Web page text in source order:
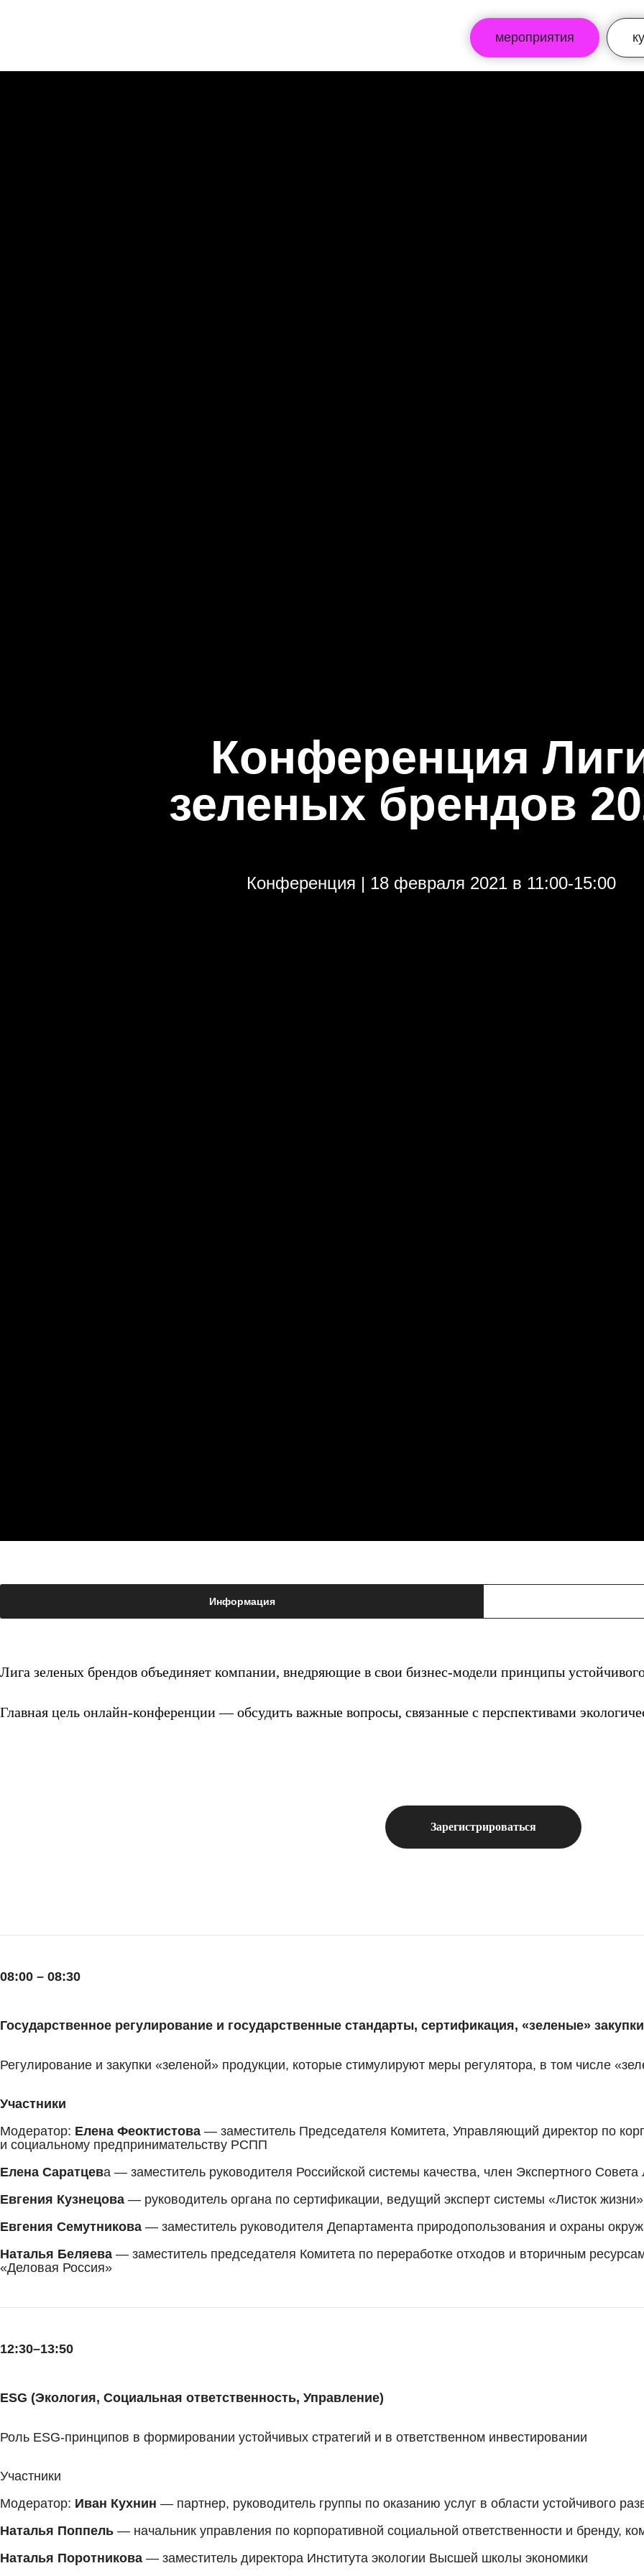
мероприятия
Конференция
зеленых брендов
Конференция | 18 февраля 2021 в 11:00-15:00
Информация
Лига зеленых брендов объединяет компании, внедряющие в свои бизнес-модели принципы
Главная цель онлайн-конференции — обсудить важные вопросы, связанные с перспективами
Зарегистрироваться
08:00 – 08:30
Государственное регулирование и государственные стандарты, сертификация, «зеленые» закупки
Регулирование и закупки «зеленой» продукции, которые стимулируют меры регулятора, в том числе
Участники
Модератор: Елена Феоктистова — заместитель Председателя Комитета, Управляющий директор по
и социальному предпринимательству РСПП
Елена Саратцева — заместитель руководителя Российской системы качества, член Экспертного
Евгения Кузнецова — руководитель органа по сертификации, ведущий эксперт системы «Листок жизни»
Евгения Семутникова — заместитель руководителя Департамента природопользования и охраны
Наталья Беляева — заместитель председателя Комитета по переработке отходов и вторичным
«Деловая Россия»
12:30–13:50
ESG (Экология, Социальная ответственность, Управление)
Роль ESG-принципов в формировании устойчивых стратегий и в ответственном инвестировании
Участники
Модератор: Иван Кухнин — партнер, руководитель группы по оказанию услуг в области устойчивого
Наталья Поппель — начальник управления по корпоративной социальной ответственности и бренду,
Наталья Поротникова — заместитель директора Института экологии Высшей школы экономики